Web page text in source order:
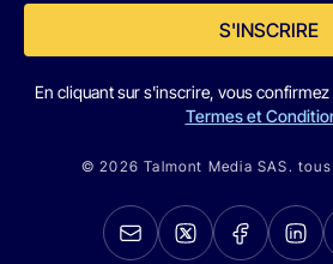
S'INSCRIRE
En cliquant sur s'inscrire, vous
Termes et
© 2026 Talmont Media SAS.